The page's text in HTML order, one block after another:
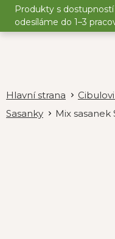
Přejít
obsah
Produkty s dostupností
odesíláme do 1–3
Sasanky
Mix sasanek